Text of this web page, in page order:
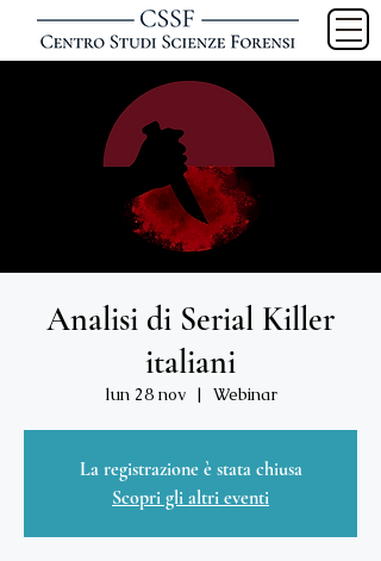
Analisi di Serial Killer
italiani
lun 28 nov
  |
Webinar
La registrazione è stata chiusa
Scopri gli altri eventi